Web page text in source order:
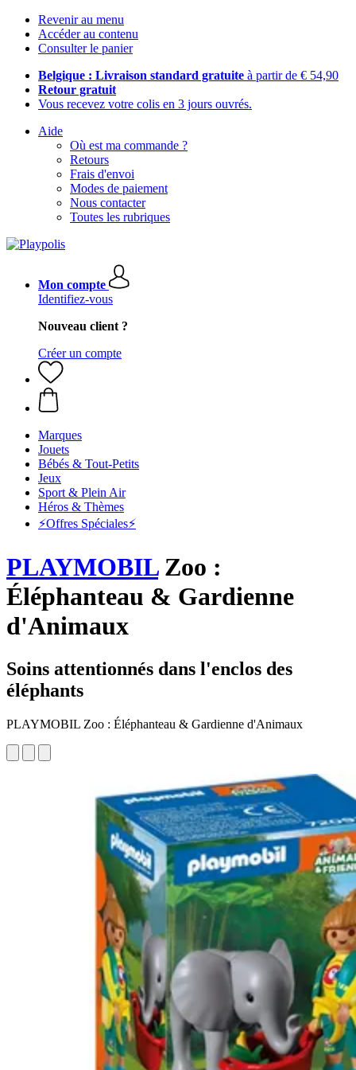
Revenir au menu
Accéder au contenu
Consulter le panier
Belgique : Livraison standard gratuite à partir de € 54,90
Retour gratuit
Vous recevez votre colis en 3 jours ouvrés.
Aide
Où est ma commande ?
Retours
Frais d'envoi
Modes de paiement
Nous contacter
Toutes les rubriques
Mon compte
Identifiez-vous
Nouveau client ?
Créer un compte
Marques
Jouets
Bébés & Tout-Petits
Jeux
Sport & Plein Air
Héros & Thèmes
⚡️Offres Spéciales⚡️
PLAYMOBILZoo :
Éléphanteau & Gardienne
d'Animaux
Soins attentionnés dans l'enclos des
éléphants
PLAYMOBIL Zoo : Éléphanteau & Gardienne d'Animaux